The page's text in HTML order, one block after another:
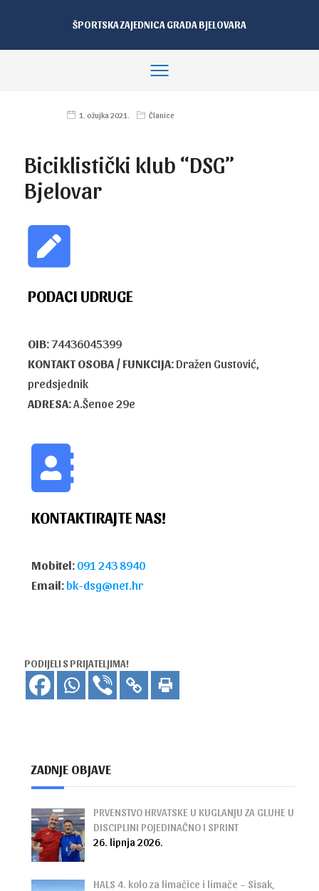
ŠPORTSKA ZAJEDNICA GRADA BJELOVARA
1. ožujka 2021. Članice
Biciklistički klub “DSG”
Bjelovar
PODACI UDRUGE
OIB:74436045399
KONTAKT OSOBA / FUNKCIJA: Dražen Gustović,
predsjednik
ADRESA:A.Šenoe 29e
KONTAKTIRAJTE NAS!
Mobitel: 091 243 8940
Email: bk-dsg@net.hr
PODIJELI S PRIJATELJIMA!
ZADNJE OBJAVE
PRVENSTVO HRVATSKE U KUGLANJU ZA GLUHE U
DISCIPLINI POJEDINAČNO I SPRINT
26. lipnja 2026.
HALS 4. kolo za limačice i limače – Sisak,